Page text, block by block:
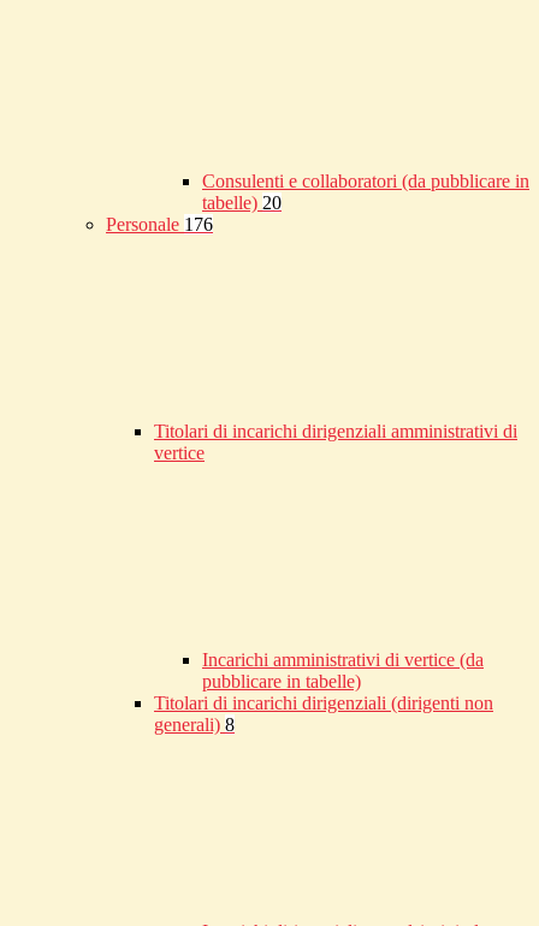
Consulenti e collaboratori (da pubblicare in
tabelle) 20
Personale 176
Titolari di incarichi dirigenziali amministrativi di
vertice
Incarichi amministrativi di vertice (da
pubblicare in tabelle)
Titolari di incarichi dirigenziali (dirigenti non
generali) 8